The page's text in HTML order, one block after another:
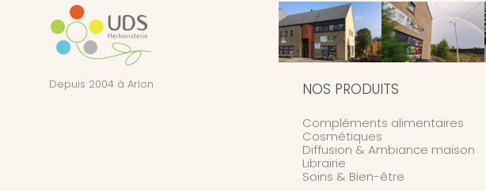
Depuis 2004 à Arlon NOS PRODUITS
Compléments alimentaires
Cosmétiques
Diffusion & Ambiance maison
Librairie
Soins & Bien-être